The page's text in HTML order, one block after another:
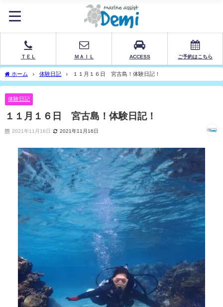
ＴＥＬ ＭＡＩＬ ACCESS ご予約はこちら
ホーム 体験日記 １１月１６日 宮古島！体験日記！
体験日記
１１月１６日 宮古島！体験日記！
2021年11月16日 2021年11月16日